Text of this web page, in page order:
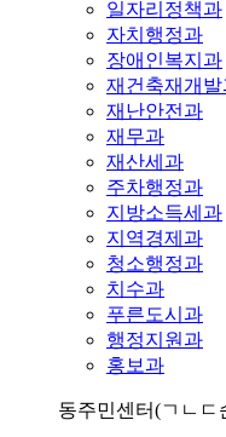
일자리정책과
자치행정과
장애인복지과
재건축재개발
재난안전과
재무과
재산세과
주차행정과
지방소득세과
지역경제과
청소행정과
치수과
푸른도시과
행정지원과
홍보과
동주민센터(ㄱㄴㄷ